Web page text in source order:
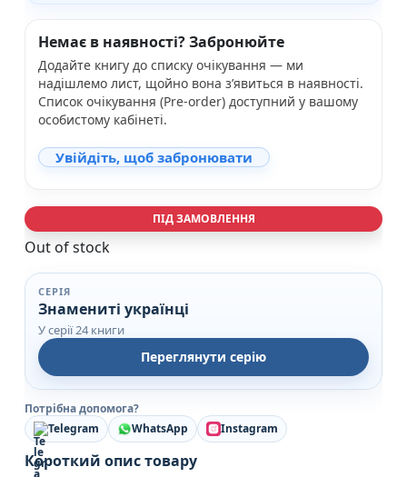
Немає в наявності? Забронюйте
Додайте книгу до списку очікування — ми
надішлемо лист, щойно вона з’явиться в наявності.
Список очікування (Pre-order) доступний у вашому
особистому кабінеті.
Увійдіть, щоб забронювати
ПІД ЗАМОВЛЕННЯ
Out of stock
СЕРІЯ
Знамениті українцi
У серії 24 книги
Переглянути серію
Потрібна допомога?
Telegram
WhatsApp Instagram
Короткий опис товару